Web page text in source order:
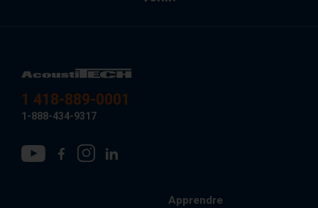
1 418-889-0001
1-888-434-9317
Apprendre